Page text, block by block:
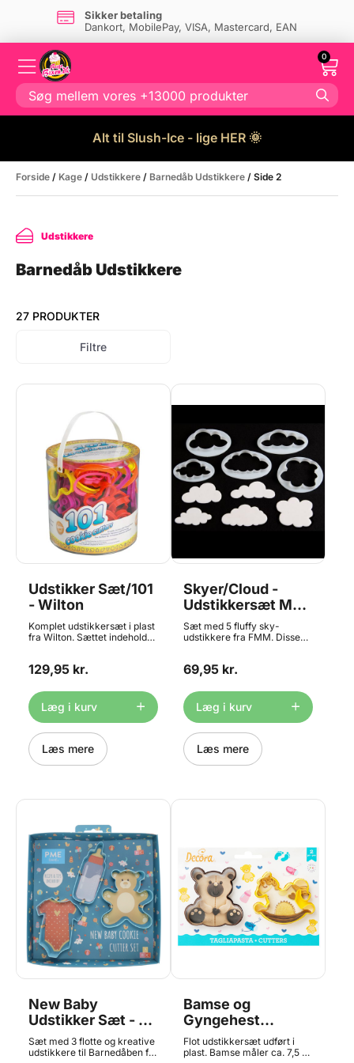
Sikker betaling
Dankort, MobilePay, VISA, Mastercard, EAN
0
Alt til Slush-Ice - lige HER 🌞
Forside / Kage / Udstikkere / Barnedåb Udstikkere / Side 2
Udstikkere
Barnedåb Udstikkere
27 PRODUKTER
Filtre
Udstikker Sæt/101
- Wilton
Komplet udstikkersæt i plast
fra Wilton. Sættet indeholder
det både kan bruges til
valentine og meget mere.
Ideelt til cookies, brownies,
marcipan, fondant m.m. Den
gennemsnitlige størrelse er
ca. 9 cm.
Produktinformation: Før
første og efter hver brug,
129,95 kr.
Læg i kurv
Læs mere
Skyer/Cloud -
Udstikkersæt Med
5 Størrelser
Sæt med 5 fluffy sky-
udstikkere fra FMM. Disse
kun egnet til at lave skyer,
buske, træer, får, talebobler
og endda mudrede
vandpytter! Størrelse:
mellem 53 mm og 70 mm.
Indhold: 5 udstikkere i plast.
FMM Fluffy Cloud Cutters
set/5
69,95 kr.
Læg i kurv
Læs mere
New Baby
Udstikker Sæt - 3
stk, PME
Sæt med 3 flotte og kreative
udstikkere til Barnedåben fra
Bamse og
Gyngehest
Udstikkersæt - 2
dele, Decora
Flot udstikkersæt udført i
plast. Bamse måler ca. 7,5 x